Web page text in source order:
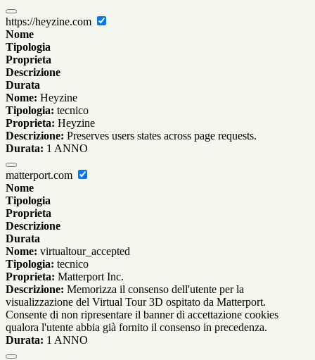
https://heyzine.com
Nome
Tipologia
Proprieta
Descrizione
Durata
Nome: Heyzine
Tipologia: tecnico
Proprieta: Heyzine
Descrizione: Preserves users states across page requests.
Durata: 1 ANNO
matterport.com
Nome
Tipologia
Proprieta
Descrizione
Durata
Nome: virtualtour_accepted
Tipologia: tecnico
Proprieta: Matterport Inc.
Descrizione: Memorizza il consenso dell'utente per la
visualizzazione del Virtual Tour 3D ospitato da Matterport.
Consente di non ripresentare il banner di accettazione cookies
qualora l'utente abbia già fornito il consenso in precedenza.
Durata: 1 ANNO